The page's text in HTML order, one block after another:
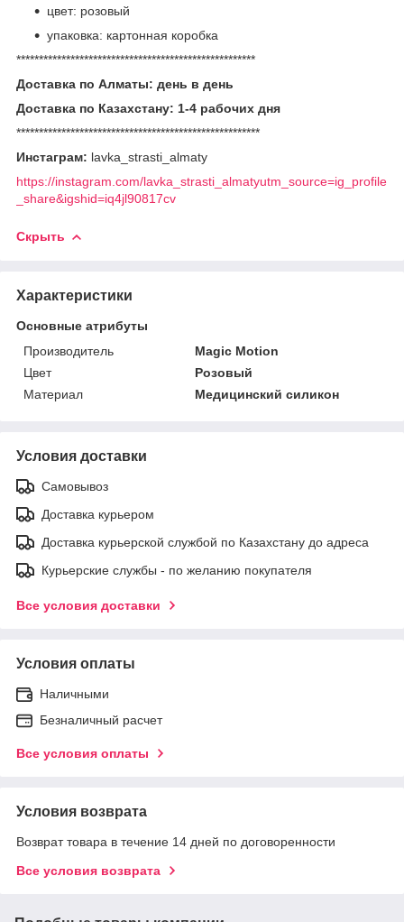
цвет: розовый
упаковка: картонная коробка
*****************************************************
Доставка по Алматы: день в день
Доставка по Казахстану: 1-4 рабочих дня
******************************************************
Инстаграм: lavka_strasti_almaty
https://instagram.com/lavka_strasti_almatyutm_source=ig_profile
_share&igshid=iq4jl90817cv
Скрыть
Характеристики
Основные атрибуты
Производитель
Magic Motion
Цвет
Розовый
Материал
Медицинский силикон
Условия доставки
Самовывоз
Доставка курьером
Доставка курьерской службой по Казахстану до адреса
Курьерские службы - по желанию покупателя
Все условия доставки
Условия оплаты
Наличными
Безналичный расчет
Все условия оплаты
Условия возврата
Возврат товара в течение 14 дней по договоренности
Все условия возврата